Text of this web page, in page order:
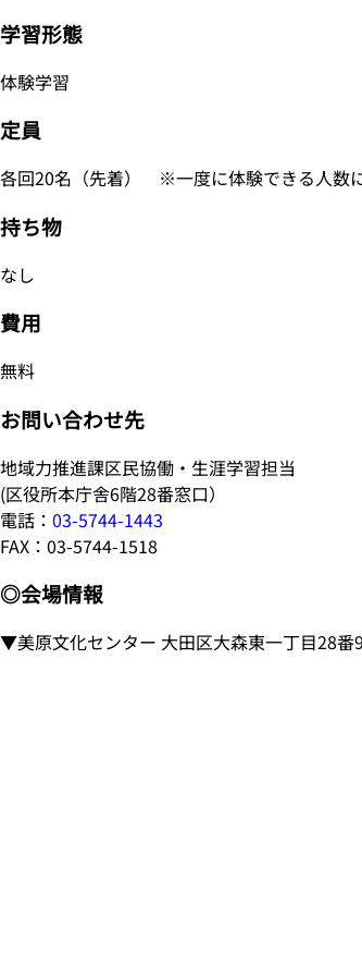
学習形態
体験学習
定員
各回20名（先着） ※一度に体験できる人数
持ち物
なし
費用
無料
お問い合わせ先
地域力推進課区民協働・生涯学習担当
(区役所本庁舎6階28番窓口）
電話： 03-5744-1443
FAX：03-5744-1518
◎会場情報
▼美原文化センター 大田区大森東一丁目28番